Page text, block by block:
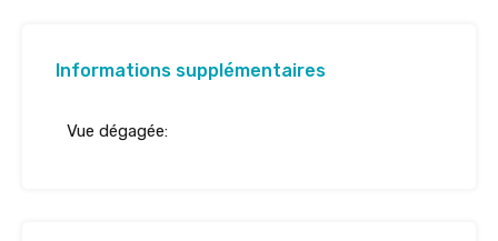
Informations supplémentaires
Vue dégagée: